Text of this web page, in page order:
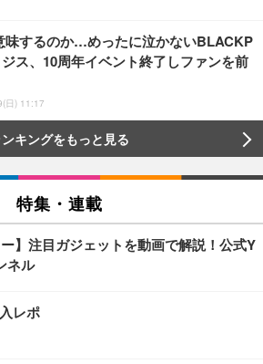
味するのか…めったに泣かないBLACKP
ス、10周年イベント終了しファンを前
日) 11:17
キングをもっと見る
特集・連載
ー】注目ガジェットを動画で解説！公式Y
ネル
レポ